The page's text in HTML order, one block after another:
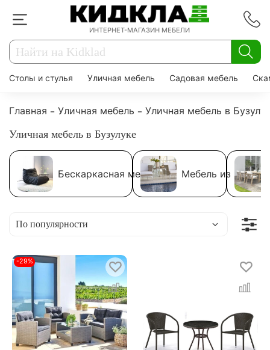
ИНТЕРНЕТ-МАГАЗИН МЕБЕЛИ
Столы и стулья Уличная мебель Садовая мебель
Главная Уличная мебель
Уличная мебель в
Уличная мебель в Бузулуке
Бескаркасная мебель Мебель из
-29%